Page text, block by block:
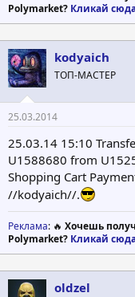
Polymarket? Кликай
kodyaich
ТОП-МАСТЕР
25.03.2014
25.03.14 15:10
U1588680 from
Shopping Cart
//kodyaich//.
Реклама: 🔥 Хочешь
Polymarket? Кликай
oldzel